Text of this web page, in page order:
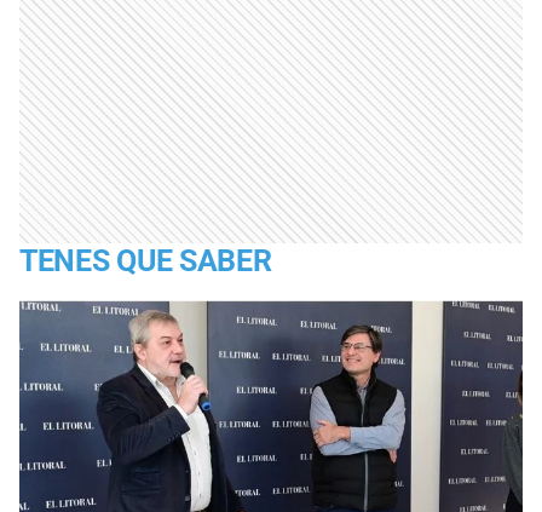
TENES QUE SABER